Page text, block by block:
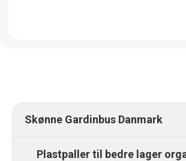
Skønne Gardinbus Danmark
Plastpaller til bedre lager